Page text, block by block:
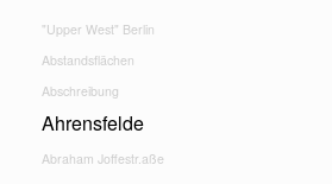
"Upper West" Berlin
Abstandsflächen
Abschreibung
Ahrensfelde
Abraham Joffestr.aße